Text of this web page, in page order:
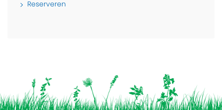
Reserveren